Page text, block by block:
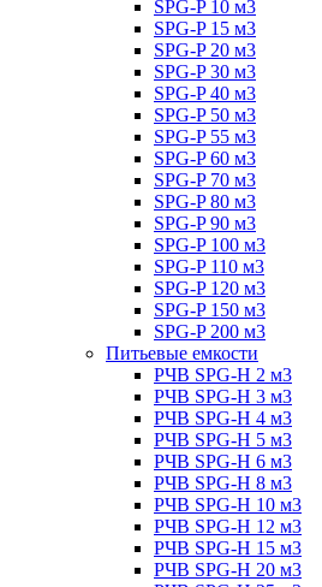
SPG-P 10 м3
SPG-P 15 м3
SPG-P 20 м3
SPG-P 30 м3
SPG-P 40 м3
SPG-P 50 м3
SPG-P 55 м3
SPG-P 60 м3
SPG-P 70 м3
SPG-P 80 м3
SPG-P 90 м3
SPG-P 100 м3
SPG-P 110 м3
SPG-P 120 м3
SPG-P 150 м3
SPG-P 200 м3
Питьевые емкости
РЧВ SPG-H 2 м3
РЧВ SPG-H 3 м3
РЧВ SPG-H 4 м3
РЧВ SPG-H 5 м3
РЧВ SPG-H 6 м3
РЧВ SPG-H 8 м3
РЧВ SPG-H 10 м3
РЧВ SPG-H 12 м3
РЧВ SPG-H 15 м3
РЧВ SPG-H 20 м3